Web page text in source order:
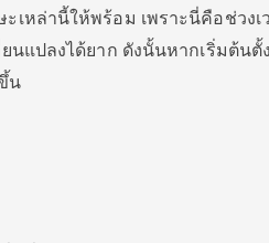
เหล่านี้ให้พร้อม เพราะนี่คือช่วง
ยนแปลงได้ยาก ดังนั้นหากเริ่มต้
น